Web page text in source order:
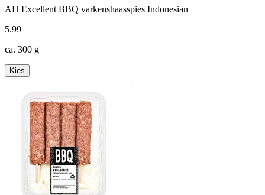
AH Excellent BBQ varkenshaasspies Indonesian
5.99
ca. 300 g
Kies